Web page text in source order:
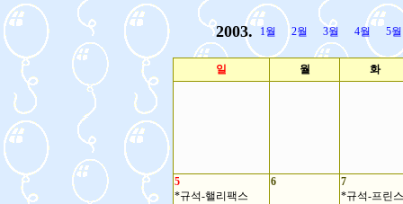
2003. 1월 2월 3월 4월 5월
일 월 화
5
*규석-핼리팩스
6
7
*규석-프린스